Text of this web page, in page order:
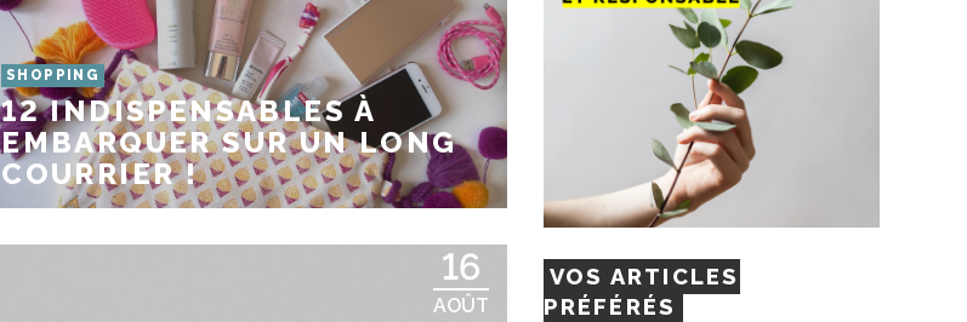
SHOPPING
12 INDISPENSABLES À
EMBARQUER SUR UN LONG
COURRIER !
16
AOÛT
VOS ARTICLES
PRÉFÉRÉS